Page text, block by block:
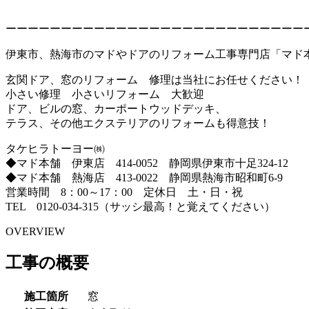
ーーーーーーーーーーーーーーーーーーーーーーーーーーー
伊東市、熱海市のマドやドアのリフォーム工事専門店「マド
玄関ドア、窓のリフォーム 修理は当社にお任せください！
小さい修理 小さいリフォーム 大歓迎
ドア、ビルの窓、カーポートウッドデッキ、
テラス、その他エクステリアのリフォームも得意技！
タケヒラトーヨー㈱
◆マド本舗 伊東店 414-0052 静岡県伊東市十足324-12
◆マド本舗 熱海店 413-0022 静岡県熱海市昭和町6-9
営業時間 8：00～17：00 定休日 土・日・祝
TEL 0120-034-315（サッシ最高！と覚えてください）
OVERVIEW
工事の概要
施工箇所
窓